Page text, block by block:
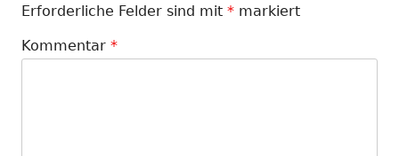
Erforderliche Felder sind mit * markiert
Kommentar *